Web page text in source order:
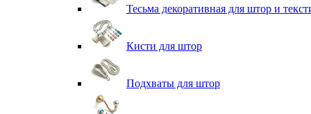
Тесьма декоративная для штор и
Кисти для штор
Подхваты для штор